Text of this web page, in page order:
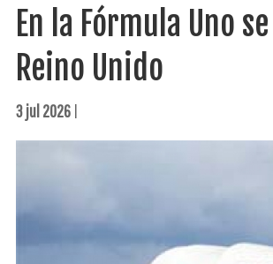
En la Fórmula Uno
Reino Unido
3 jul 2026|